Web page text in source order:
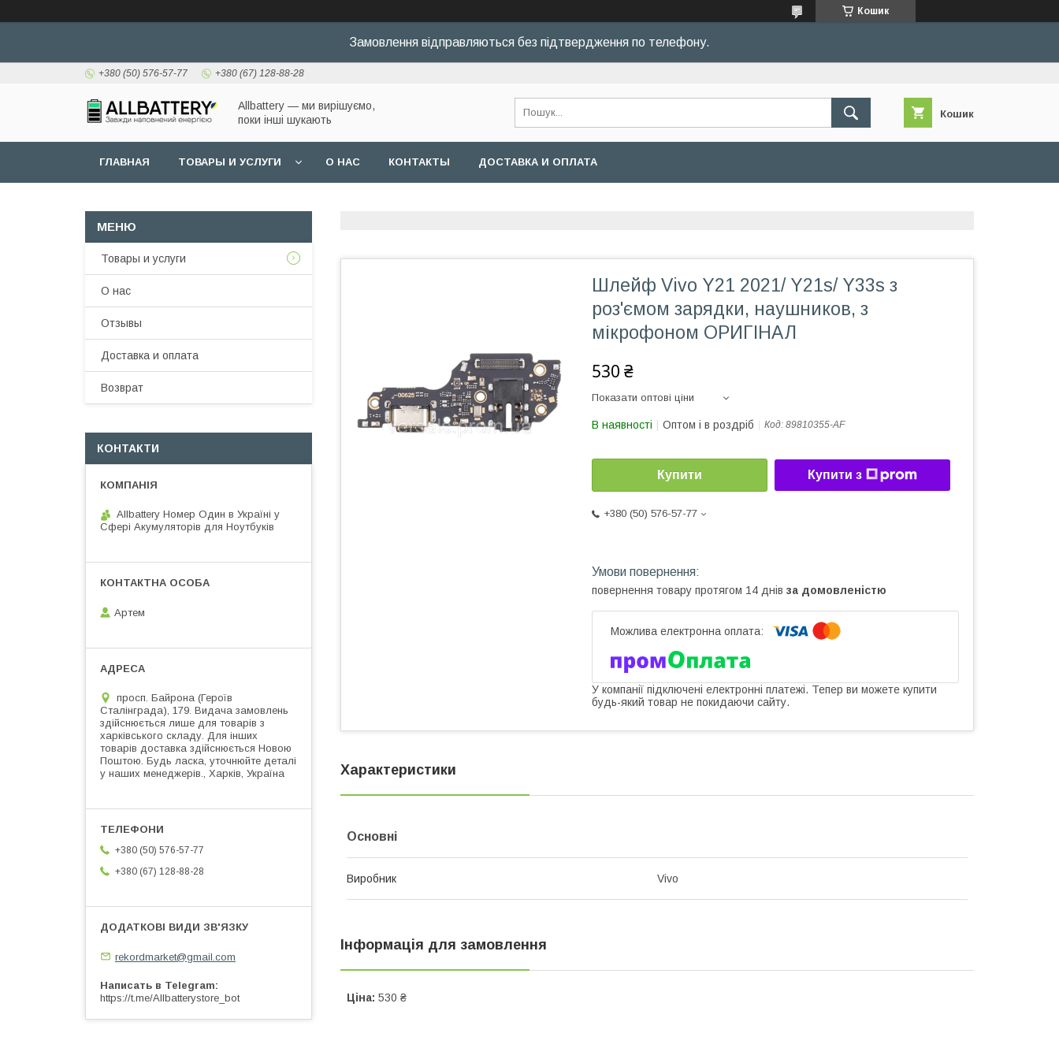
Кошик
Замовлення відправляються без підтвердження по телефону.
+380 (50) 576-57-77 +380 (67) 128-88-28
Allbattery — ми вирішуємо,
поки інші шукають
Кошик
ГЛАВНАЯ ТОВАРЫ И УСЛУГИ О НАС КОНТАКТЫ ДОСТАВКА И ОПЛАТА
Шлейф Vivo Y21 2021/ Y21s/ Y33s з
роз'ємом зарядки, наушников, з
мікрофоном ОРИГІНАЛ
530 ₴
Показати оптові ціни
В наявності Оптом і в роздріб Код: 89810355-AF
Купити Купити з
+380 (50) 576-57-77
повернення товару протягом 14 днів за домовленістю
У компанії підключені електронні платежі. Тепер ви можете купити
будь-який товар не покидаючи сайту.
Характеристики
Основні
Виробник Vivo
Інформація для замовлення
Ціна: 530 ₴
Товары и услуги
О нас
Отзывы
Доставка и оплата
Возврат
КОНТАКТИ
Allbattery Номер Один в Україні у
Сфері Акумуляторів для Ноутбуків
Артем
просп. Байрона (Героїв
Сталінграда), 179. Видача замовлень
здійснюється лише для товарів з
харківського складу. Для інших
товарів доставка здійснюється Новою
Поштою. Будь ласка, уточнюйте деталі
у наших менеджерів., Харків, Україна
+380 (50) 576-57-77
+380 (67) 128-88-28
rekordmarket@gmail.com
Написать в Telegram
https://t.me/Allbatterystore_bot